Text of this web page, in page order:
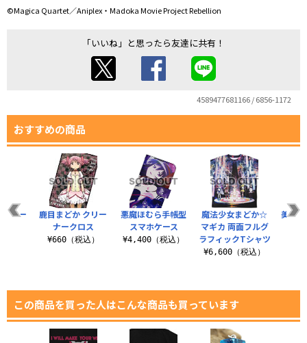
©Magica Quartet／Aniplex・Madoka Movie Project Rebellion
「いいね」と思ったら友達に共有！
4589477681166 / 6856-1172
おすすめの商品
悪魔ほむら手帳型
スマホケース
¥4,400（税込）
魔法少女まどか☆
マギカ 両面フルグ
ラフィックTシャツ
¥6,600（税込）
美樹
ナー
鹿目まどか クリー
ナークロス
¥660（税込）
この商品を買った人はこんな商品も買っています